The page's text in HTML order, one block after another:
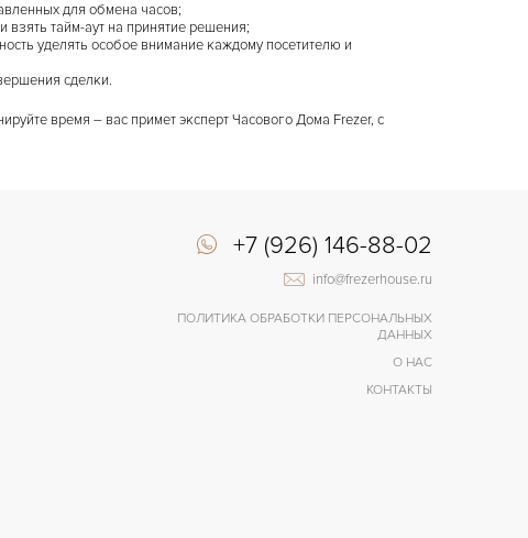
для обмена часов;
тайм-аут на принятие решения;
уделять особое внимание каждому посетителю и
сделки.
время – вас примет эксперт Часового Дома Frezer, с
+7 (926) 146-88-02
info@frezerhouse.ru
ПОЛИТИКА ОБРАБОТКИ ПЕРСОНАЛЬНЫХ
ДАННЫХ
О НАС
КОНТАКТЫ